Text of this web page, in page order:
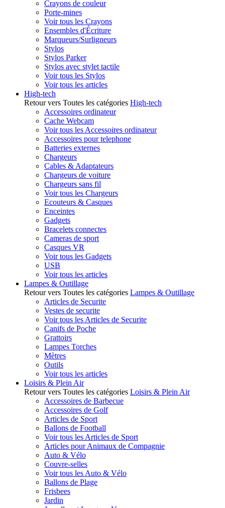
Crayons de couleur
Porte-mines
Voir tous les Crayons
Ensembles d'Écriture
Marqueurs/Surligneurs
Stylos
Stylos Parker
Stylos avec stylet tactile
Voir tous les Stylos
Voir tous les articles
High-tech
Retour vers Toutes les catégories High-tech
Accessoires ordinateur
Cache Webcam
Voir tous les Accessoires ordinateur
Accessoires pour telephone
Batteries externes
Chargeurs
Cables & Adaptateurs
Chargeurs de voiture
Chargeurs sans fil
Voir tous les Chargeurs
Ecouteurs & Casques
Enceintes
Gadgets
Bracelets connectes
Cameras de sport
Casques VR
Voir tous les Gadgets
USB
Voir tous les articles
Lampes & Outillage
Retour vers Toutes les catégories Lampes & Outillage
Articles de Securite
Vestes de securite
Voir tous les Articles de Securite
Canifs de Poche
Grattoirs
Lampes Torches
Mètres
Outils
Voir tous les articles
Loisirs & Plein Air
Retour vers Toutes les catégories Loisirs & Plein Air
Accessoires de Barbecue
Accessoires de Golf
Articles de Sport
Ballons de Football
Voir tous les Articles de Sport
Articles pour Animaux de Compagnie
Auto & Vélo
Couvre-selles
Voir tous les Auto & Vélo
Ballons de Plage
Frisbees
Jardin